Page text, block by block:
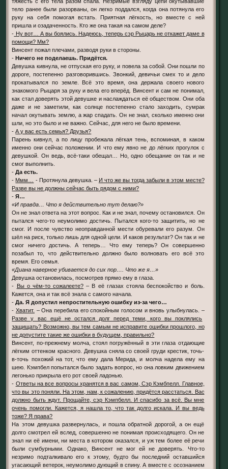
тело ранее были разорваны, он легко поддался, когда она потянула его
руку на себя помогая встать. Приятная лёгкость, но вместе с ней
пришла и озадаченность. Кто же она такая на самом деле?
- Ну вот… А вы боялись. Надеюсь, теперь сэр Рыцарь не откажет даме в
помощи? Мм?
Винсент пожал плечами, разводя руки в стороны.
- Ничего не поделаешь. Придётся.
Девушка кивнула, не отпуская его руку, и повела за собой. Они пошли по
дороге, постепенно разговорившись. Звонкий, девичьи смех то и дело
прокатывался по земле. Всё это время, она держала своего нового
знакомого Рыцаря за руку и вела его вперёд. Винсент и сам не понимал,
как стал доверять этой девушке и наслаждаться её обществом. Они оба
даже и не заметили, как солнце постепенно стало заходить, сумрак
начал окутывать землю, а жар спадать. Он не знал, сколько именно они
шли, но это было и не важно. Сейчас, для него не было времени.
-А у вас есть семья? Друзья?
Парень кивнул, а по лицу пробежала лёгкая тень, вспоминая, в каком
именно они сейчас положении. И что ему явно не до лёгких прогулок с
девушкой. Он ведь, всё-таки обещал… Но, одно обещание он так и не
смог выполнить.
-Да есть.
- Ммм… - Протянула девушка. – И что же вы тогда забыли в этом месте?
Разве вы не должны сейчас быть рядом с ними?
-Я…
«И правда… Что я действительно тут делаю?»
Он не знал ответа на этот вопрос. Как и не знал, почему остановился. Он
пытался чего-то неумолимо достичь. Пытался кого-то защитить, но не
смог. И после чувство неоправданной мести обуревали его разум. Он
шёл на риск, только лишь для одной цели. И каков результат? Он так и не
смог ничего достичь. А теперь… Что ему теперь? Он совершенно
позабыл то, что действительно должно было волновать его всё это
время. Его семья.
«Диана наверное убивается до сих пор…. Что же я…»
Девушка остановилась, посмотрев прямо ему в глаза.
-
Вы о чём-то сожалеете? – В её глазах стояла беспокойство и боль.
Кажется, она и так всё знала с самого начала.
-Да. Я допустил непростительную ошибку из-за чего…
- Хватит. – Она перебила его спокойным голосом и вновь улыбнулась. –
Разве у вас ещё не остался долг перед теми, кого вы поклялись
защищать? Возможно, вы тем самым не исправите ошибки прошлого, но
не допустите такие же ошибки в будущем, правильно?
Винсент, по-прежнему молча, стоял погружённый в эти глаза отдающие
лёгким оттенком красного. Девушка сняла со своей груди крестик, точь-
в-точь похожий на тот, что ему дала Мерида, и молча надела ему на
шею. Кэмпбел попытался было задать вопрос, но она ловким движением
легонько прикрыла его рот своей ладонью.
- Ответы на все вопросы хранятся в вас самом, Сэр Кэмбпелл. Главное,
что вы это поняли. На этом, нам, к сожалению, придётся расстаться. Вас
должно быть ждут. Прощайте, сэр Кэмпбелл. И спасибо за всё. Вы мне
очень помогли. Кажется, я нашла то, что так долго искала. И вы ведь
тоже? Я права?
На этом девушка развернулась, и пошла обратной дорогой, а он ещё
долго смотрел ей вслед, совершенно не понимая происходящего. Он не
знал ни её имени, ни места в котором оказался, и уж тем более её речи
были сумбурными. Однако, Винсент не мог ей не доверять. Что-то
незримо подталкивало его к этому, будто бы последний оставшийся
угасающий ветерок, неумолимо дующий в спину. А вместе с осознанием